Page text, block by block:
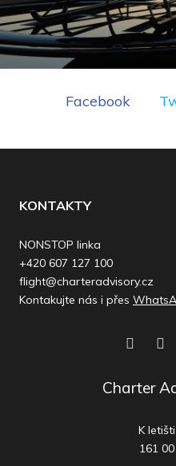
Facebook
KONTAKTY
NONSTOP linka
+420 607 127 100
flight@charteradvisory.cz
Kontakujte nás i přes
Charter
K
161